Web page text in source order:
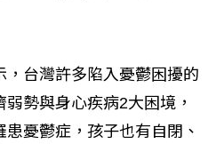
，台灣許多陷入憂鬱困擾的
勢與身心疾病2大困境，
患憂鬱症，孩子也有自閉、